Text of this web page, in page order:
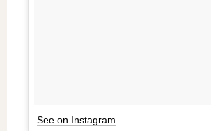
See on Instagram